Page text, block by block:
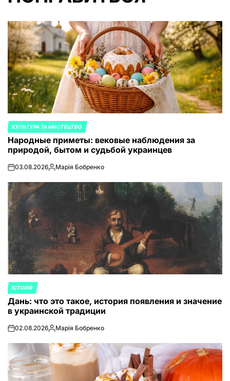
ОПУБЛИКОВАНО
В
КУЛЬТУРА ТА МИСТЕЦТВО
Народные приметы: вековые наблюдения за
природой, бытом и судьбой украинцев
on03.08.2026Запись
Марія Бобренко
ОПУБЛИКОВАНО
В
ІСТОРІЯ
Дань: что это такое, история появления и значение
в украинской традиции
on02.08.2026Запись
Марія Бобренко